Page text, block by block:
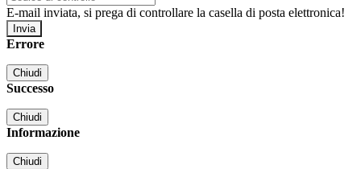
E-mail inviata, si prega di controllare la casella di posta elettronica!
Errore
Chiudi
Successo
Chiudi
Informazione
Chiudi